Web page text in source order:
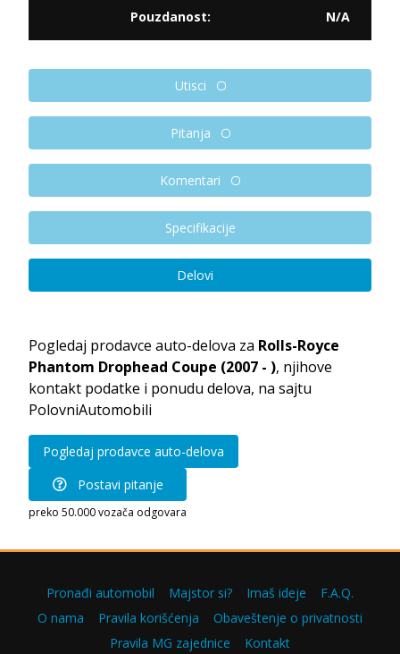
Pouzdanost:
N/A
Utisci
Pitanja
Komentari
Specifikacije
Delovi
Pogledaj prodavce auto-delova za Rolls-Royce
Phantom Drophead Coupe (2007 - ), njihove
kontakt podatke i ponudu delova, na sajtu
PolovniAutomobili
Pogledaj prodavce auto-delova
Postavi pitanje
preko 50.000 vozača odgovara
Pronađi automobil Majstor si? Imaš ideje
F.A.Q.
O nama
Pravila korišćenja
Obaveštenje o privatnosti
Pravila MG zajednice
Kontakt